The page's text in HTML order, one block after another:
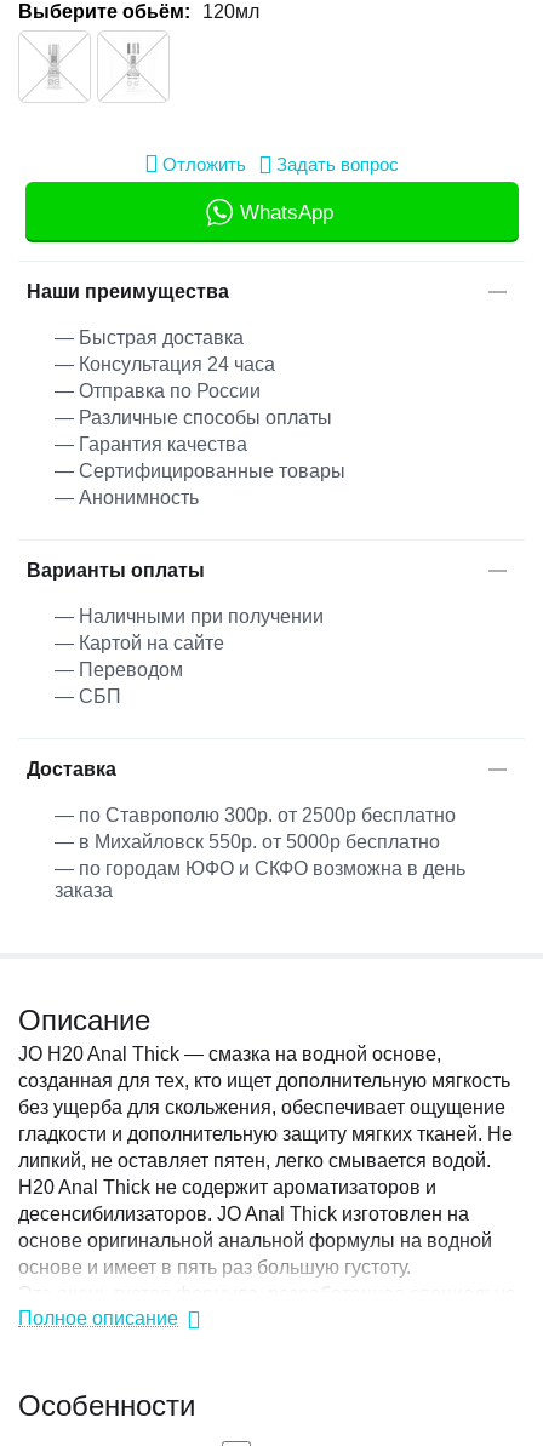
Выберите обьём: 120мл
Отложить Задать вопрос
WhatsApp
Наши преимущества
— Быстрая доставка
— Консультация 24 часа
— Отправка по России
— Различные способы оплаты
— Гарантия качества
— Сертифицированные товары
— Анонимность
Варианты оплаты
— Наличными при получении
— Картой на сайте
— Переводом
— СБП
Доставка
— по Ставрополю 300р. от 2500р бесплатно
— в Михайловск 550р. от 5000р бесплатно
— по городам ЮФО и СКФО возможна в день
заказа
Описание
JO H20 Anal Thick — смазка на водной основе,
созданная для тех, кто ищет дополнительную мягкость
без ущерба для скольжения, обеспечивает ощущение
гладкости и дополнительную защиту мягких тканей. Не
липкий, не оставляет пятен, легко смывается водой.
H20 Anal Thick не содержит ароматизаторов и
десенсибилизаторов. JO Anal Thick изготовлен на
основе оригинальной анальной формулы на водной
основе и имеет в пять раз большую густоту.
Эта очень густая формула, разработанная специально
для тех, кто ищет дополнительную мягкость и гладкость.
ингредиенты с побочными продуктами животного
Полное описание
Особенности